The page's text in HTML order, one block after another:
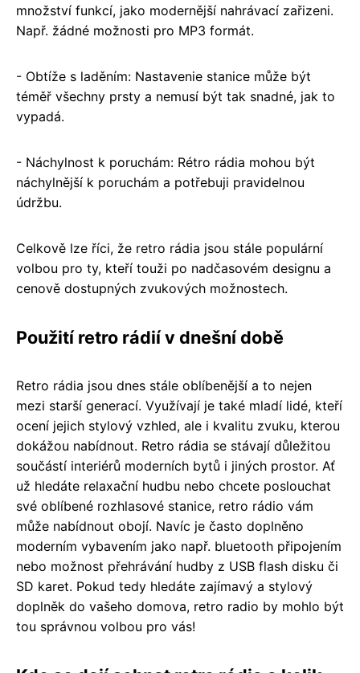
množství funkcí, jako modernější nahrávací zařizeni.
Např. žádné možnosti pro MP3 formát.
- Obtíže s laděním: Nastavenie stanice může být
téměř všechny prsty a nemusí být tak snadné, jak to
vypadá.
- Náchylnost k poruchám: Rétro rádia mohou být
náchylnější k poruchám a potřebuji pravidelnou
údržbu.
Celkově lze říci, že retro rádia jsou stále populární
volbou pro ty, kteří touži po nadčasovém designu a
cenově dostupných zvukových možnostech.
Použití retro rádií v dnešní době
Retro rádia jsou dnes stále oblíbenější a to nejen
mezi starší generací. Využívají je také mladí lidé, kteří
ocení jejich stylový vzhled, ale i kvalitu zvuku, kterou
dokážou nabídnout. Retro rádia se stávají důležitou
součástí interiérů moderních bytů i jiných prostor. Ať
už hledáte relaxační hudbu nebo chcete poslouchat
své oblíbené rozhlasové stanice, retro rádio vám
může nabídnout obojí. Navíc je často doplněno
moderním vybavením jako např. bluetooth připojením
nebo možnost přehrávání hudby z USB flash disku či
SD karet. Pokud tedy hledáte zajímavý a stylový
doplněk do vašeho domova, retro radio by mohlo být
tou správnou volbou pro vás!